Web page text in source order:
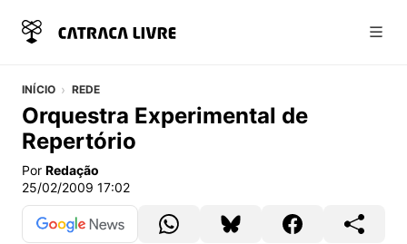
INÍCIO REDE
Orquestra Experimental de
Repertório
Por Redação
25/02/2009 17:02